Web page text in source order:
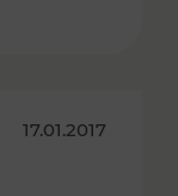
17.01.2017